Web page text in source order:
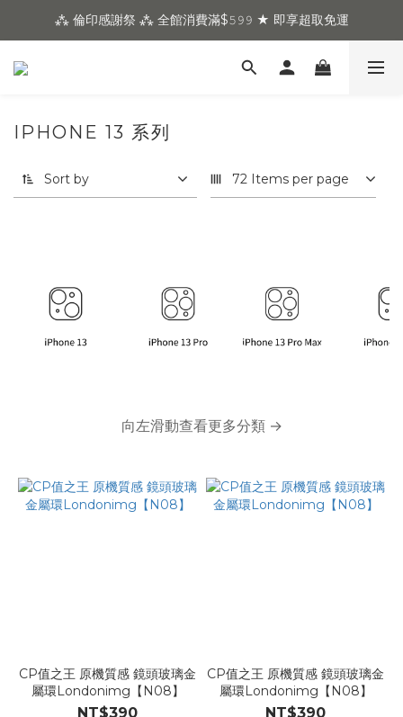
⁂ 倫印感謝祭 ⁂ 全館消費滿$𝟻𝟿𝟿 ★ 即享超取免運
IPHONE 13 系列
Sort by 72 Items per page
向左滑動查看更多分類 →
CP值之王 原機質感 鏡頭玻璃金
屬環Londonimg【N08】
NT$390
CP值之王 原機質感 鏡頭玻璃金
屬環Londonimg【N08】
NT$390